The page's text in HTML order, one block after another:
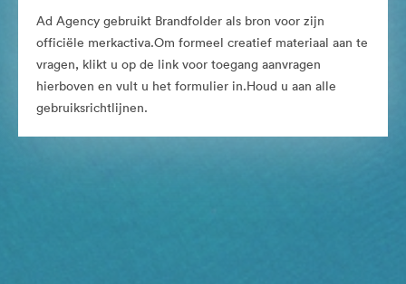
Ad Agency gebruikt Brandfolder als bron voor zijn
officiële merkactiva.Om formeel creatief materiaal aan te
vragen, klikt u op de link voor toegang aanvragen
hierboven en vult u het formulier in.Houd u aan alle
gebruiksrichtlijnen.